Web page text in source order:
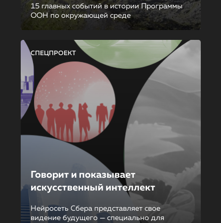
15 главных событий в истории Программы
ООН по окружающей среде
СПЕЦПРОЕКТ
Говорит и показывает
искусственный интеллект
Нейросеть Сбера представляет свое
видение будущего — специально для